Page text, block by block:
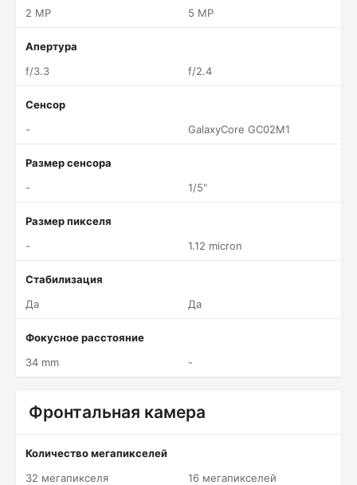
2 MP
5 MP
Апертура
f/3.3
f/2.4
Сенсор
-
GalaxyCore GC02M1
Размер сенсора
-
1/5"
Размер пикселя
-
1.12 micron
Стабилизация
Да
Да
Фокусное расстояние
34 mm
-
Фронтальная камера
Количество мегапикселей
32 мегапикселя
16 мегапикселей